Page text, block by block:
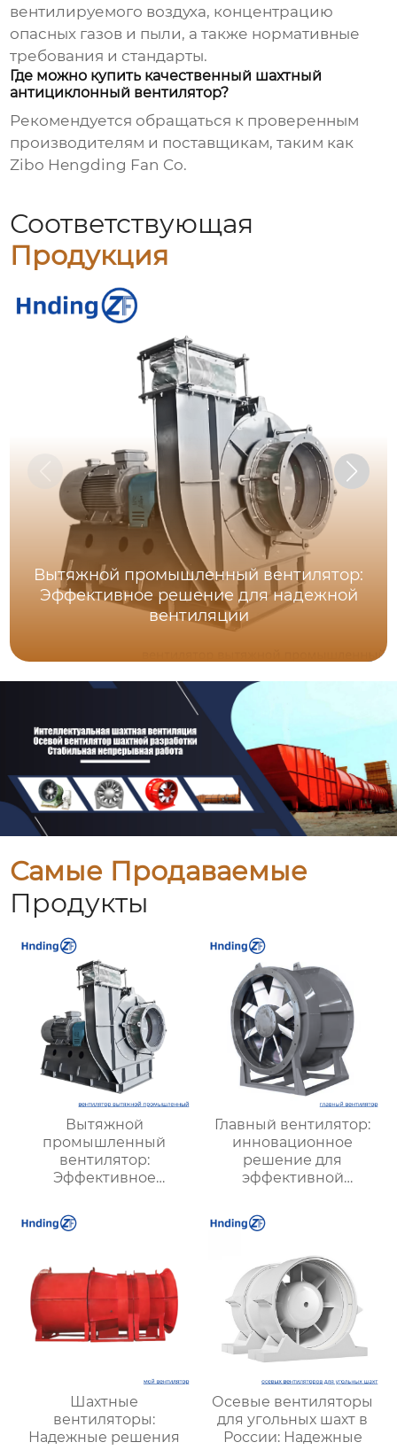
вентилируемого воздуха, концентрацию
опасных газов и пыли, а также нормативные
требования и стандарты.
Где можно купить качественный шахтный
антициклонный вентилятор?
Рекомендуется обращаться к проверенным
производителям и поставщикам, таким как
Zibo Hengding Fan Co.
Соответствующая
Продукция
Вытяжной промышленный вентилятор:
Эффективное решение для надежной
вентиляции
Самые Продаваемые
Продукты
Вытяжной
промышленный
вентилятор:
Эффективное
надежной вентиляции
Главный вентилятор:
инновационное
решение для
эффективной
оптимизации работы
Шахтные
вентиляторы:
Надежные решения
Осевые вентиляторы
для угольных шахт в
России: Надежные